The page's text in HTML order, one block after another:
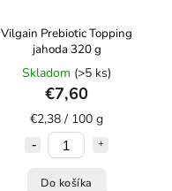
Vilgain Prebiotic Topping
jahoda 320 g
Skladom (>5 ks)
€7,60
€2,38 / 100 g
Do košíka